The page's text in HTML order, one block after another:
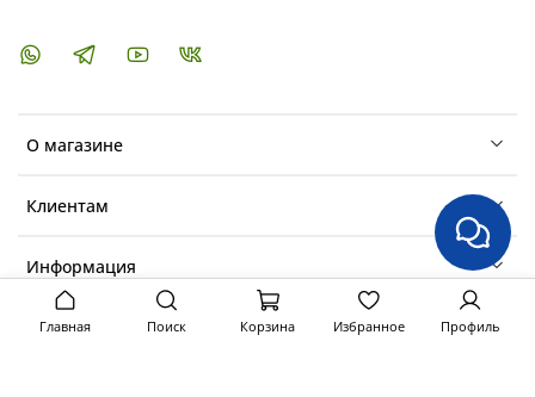
О магазине
Клиентам
Информация
Главная Поиск Корзина Избранное Профиль